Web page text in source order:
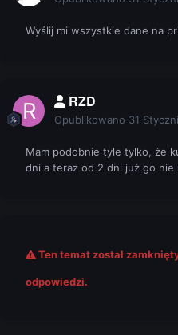
Wyślij mi wszystkie dane na
RZD
Opublikowano 31
Mam podobnie tyle tylko, że
dni a teraz od 2 dni już go nie
Ten temat został
odpowiedzi.